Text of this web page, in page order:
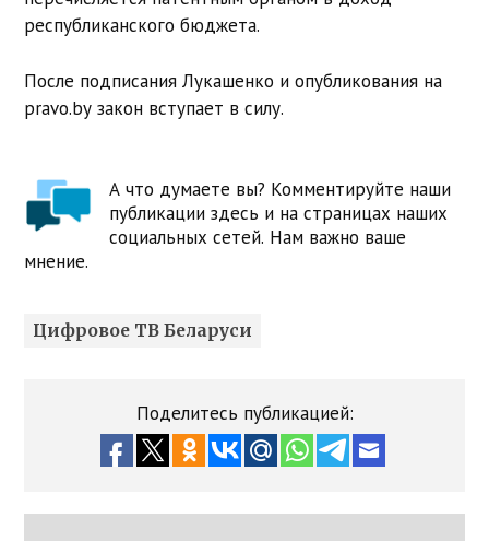
республиканского бюджета.
После подписания Лукашенко и опубликования на
pravo.by закон вступает в силу.
А что думаете вы? Комментируйте наши
публикации здесь и на страницах наших
социальных сетей. Нам важно ваше
мнение.
Цифровое ТВ Беларуси
Поделитесь публикацией: